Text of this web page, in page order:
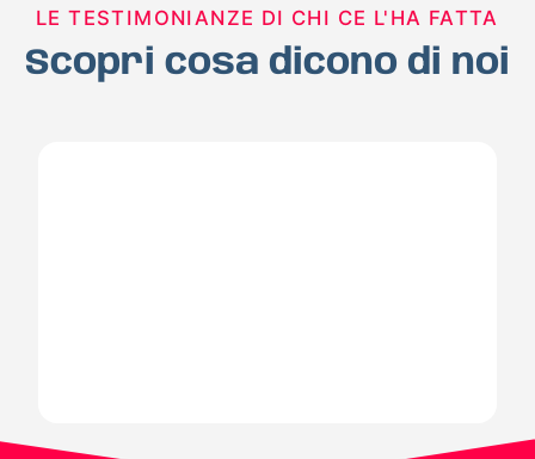
LE TESTIMONIANZE DI CHI CE L'HA FATTA
Scopri cosa dicono di noi